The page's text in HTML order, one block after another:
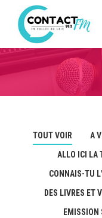
TOUT VOIR A
ALLO ICI LA
CONNAIS-TU
DES LIVRES ET
EMISSION